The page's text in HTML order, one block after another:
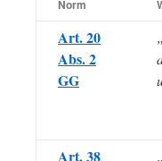
Norm
Art. 20
Abs. 2
GG
Art. 38